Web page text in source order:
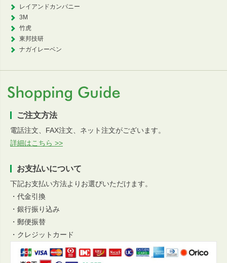
レイアンドカンパニー
3M
竹虎
東邦技研
ナガイレーベン
ご注文方法
電話注文、FAX注文、ネット注文がございます。
詳細はこちら >>
お支払いについて
下記お支払い方法よりお選びいただけます。
・代金引換
・銀行振り込み
・郵便振替
・クレジットカード